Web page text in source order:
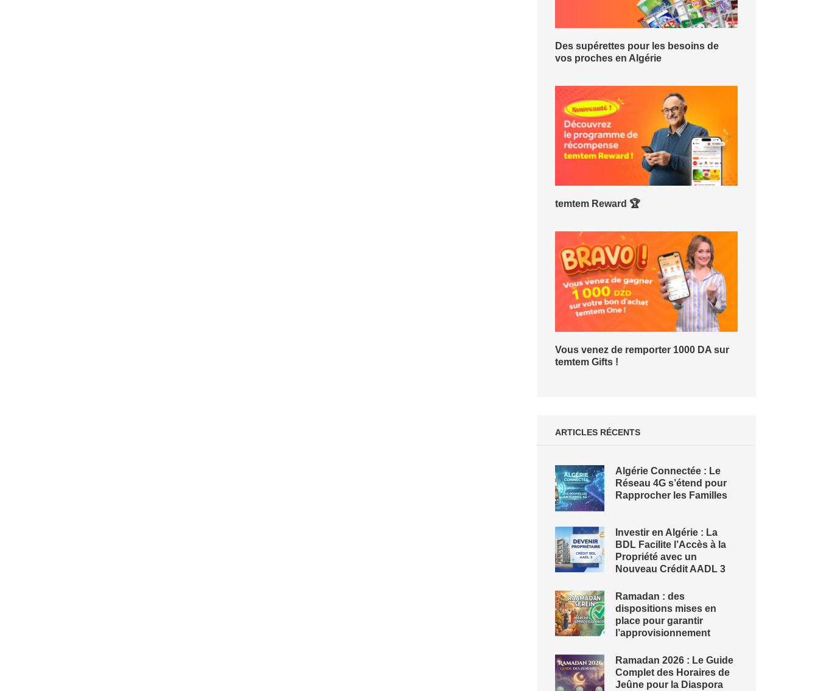
Des supérettes pour les besoins de
vos proches en Algérie
temtem Reward 🏆
Vous venez de remporter 1000 DA sur
temtem Gifts !
ARTICLES RÉCENTS
Algérie Connectée : Le
Réseau 4G s’étend pour
Rapprocher les Familles
Investir en Algérie : La
BDL Facilite l’Accès à la
Propriété avec un
Nouveau Crédit AADL 3
Ramadan : des
dispositions mises en
place pour garantir
l’approvisionnement
Ramadan 2026 : Le Guide
Complet des Horaires de
Jeûne pour la Diaspora